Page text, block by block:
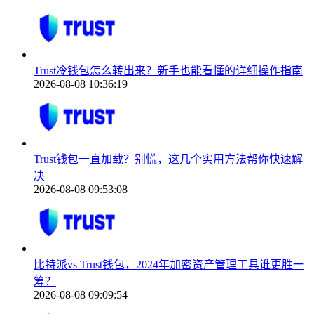
Trust冷钱包怎么转出来？新手也能看懂的详细操作指南
2026-08-08 10:36:19
Trust钱包一直加载？别慌，这几个实用方法帮你快速解
决
2026-08-08 09:53:08
比特派vs Trust钱包，2024年加密资产管理工具谁更胜一
筹？
2026-08-08 09:09:54